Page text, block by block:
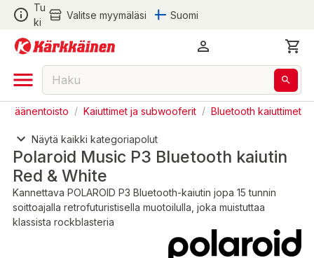
Tu
ki
Valitse myymäläsi Suomi
äänentoisto / Kaiuttimet ja subwooferit / Bluetooth kaiuttimet
Näytä kaikki kategoriapolut
Polaroid Music P3 Bluetooth kaiutin
Red & White
Kannettava POLAROID P3 Bluetooth-kaiutin jopa 15 tunnin
soittoajalla retrofuturistisella muotoilulla, joka muistuttaa
klassista rockblasteria